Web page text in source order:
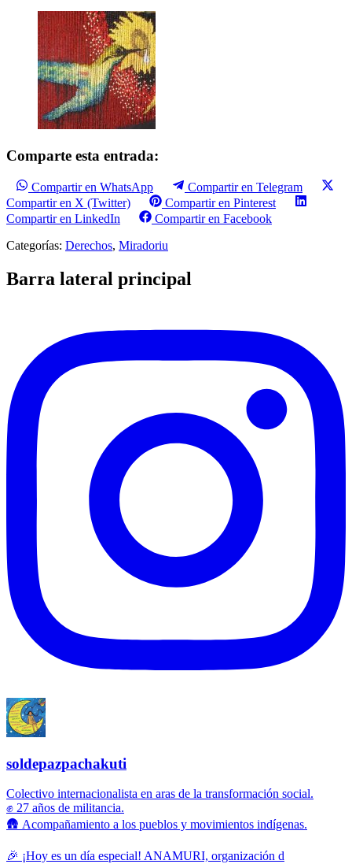
Comparte esta entrada:
Compartir en WhatsApp
Compartir en Telegram
Compartir en X (Twitter)
Compartir en Pinterest
Compartir en LinkedIn
Compartir en Facebook
Categorías: Derechos, Miradoriu
Barra lateral principal
soldepazpachakuti
Colectivo internacionalista en aras de la transformación social.
✊ 27 años de militancia.
🛖 Acompañamiento a los pueblos y movimientos indígenas.
🎉 ¡Hoy es un día especial! ANAMURI, organización d